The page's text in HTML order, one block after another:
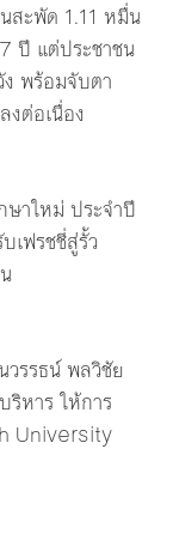
สะพัด 1.11 หมื่น
ปี แต่ประชาชน
ง พร้อมจับตา
ต่อเนื่อง
าใหม่ ประจำปี
เฟรชชี่สู่รั้ว
วรรธน์ พลวิชัย
หาร ให้การ
University